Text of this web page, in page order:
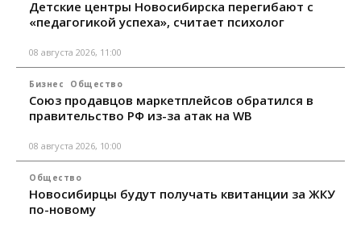
Детские центры Новосибирска перегибают с
«педагогикой успеха», считает психолог
08 августа 2026, 11:00
Бизнес Общество
Союз продавцов маркетплейсов обратился в
правительство РФ из-за атак на WB
08 августа 2026, 10:00
Общество
Новосибирцы будут получать квитанции за ЖКУ
по-новому